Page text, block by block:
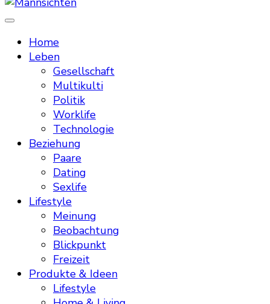
Mannsichten
Home
Leben
Gesellschaft
Multikulti
Politik
Worklife
Technologie
Beziehung
Paare
Dating
Sexlife
Lifestyle
Meinung
Beobachtung
Blickpunkt
Freizeit
Produkte & Ideen
Lifestyle